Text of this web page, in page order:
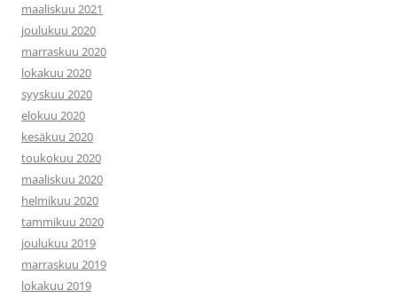
maaliskuu 2021
joulukuu 2020
marraskuu 2020
lokakuu 2020
syyskuu 2020
elokuu 2020
kesäkuu 2020
toukokuu 2020
maaliskuu 2020
helmikuu 2020
tammikuu 2020
joulukuu 2019
marraskuu 2019
lokakuu 2019